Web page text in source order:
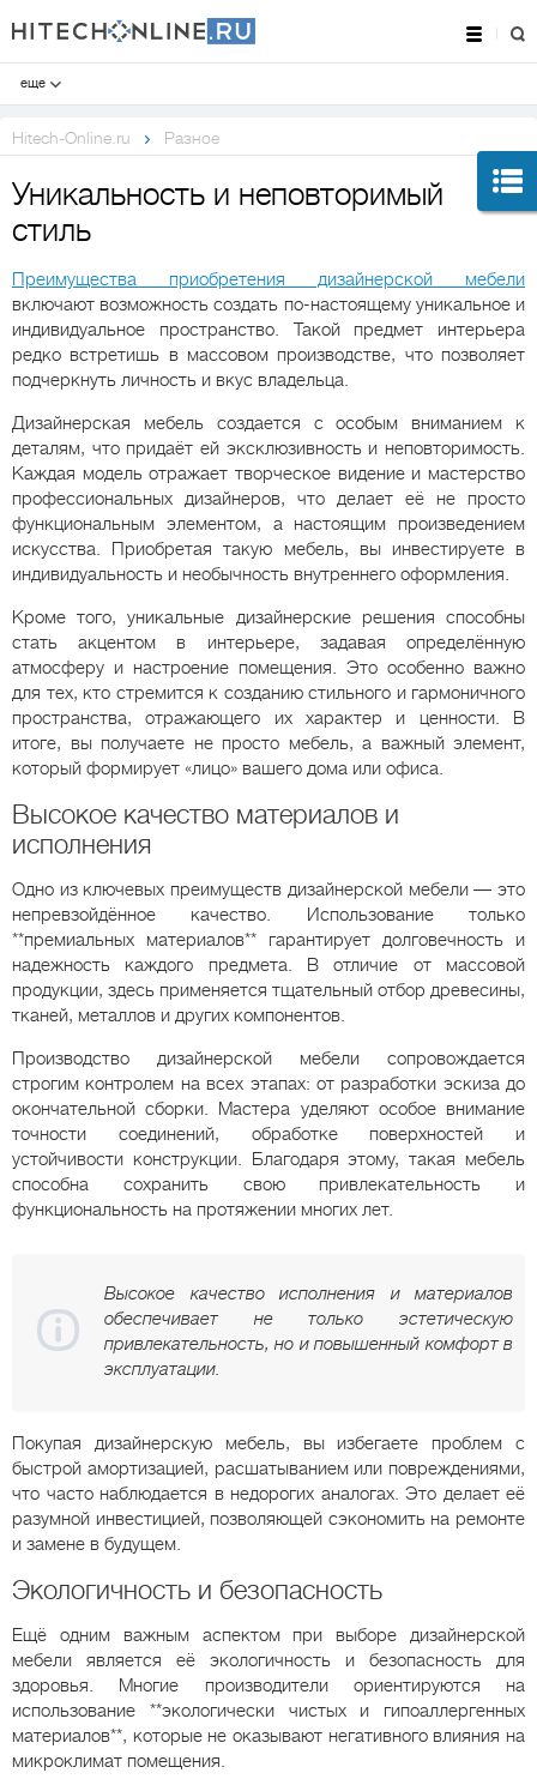
еще
Hitech-Online.ru Разное
Уникальность и неповторимый
стиль
Преимущества приобретения дизайнерской мебели
включают возможность создать по-настоящему уникальное и
индивидуальное пространство. Такой предмет интерьера
редко встретишь в массовом производстве, что позволяет
подчеркнуть личность и вкус владельца.
Дизайнерская мебель создается с особым вниманием к
деталям, что придаёт ей эксклюзивность и неповторимость.
Каждая модель отражает творческое видение и мастерство
профессиональных дизайнеров, что делает её не просто
функциональным элементом, а настоящим произведением
искусства. Приобретая такую мебель, вы инвестируете в
индивидуальность и необычность внутреннего оформления.
Кроме того, уникальные дизайнерские решения способны
стать акцентом в интерьере, задавая определённую
атмосферу и настроение помещения. Это особенно важно
для тех, кто стремится к созданию стильного и гармоничного
пространства, отражающего их характер и ценности. В
итоге, вы получаете не просто мебель, а важный элемент,
который формирует «лицо» вашего дома или офиса.
Высокое качество материалов и
исполнения
Одно из ключевых преимуществ дизайнерской мебели — это
непревзойдённое качество. Использование только
**премиальных материалов** гарантирует долговечность и
надежность каждого предмета. В отличие от массовой
продукции, здесь применяется тщательный отбор древесины,
тканей, металлов и других компонентов.
Производство дизайнерской мебели сопровождается
строгим контролем на всех этапах: от разработки эскиза до
окончательной сборки. Мастера уделяют особое внимание
точности соединений, обработке поверхностей и
устойчивости конструкции. Благодаря этому, такая мебель
способна сохранить свою привлекательность и
функциональность на протяжении многих лет.
Высокое качество исполнения и материалов
обеспечивает не только эстетическую
привлекательность, но и повышенный комфорт в
эксплуатации.
Покупая дизайнерскую мебель, вы избегаете проблем с
быстрой амортизацией, расшатыванием или повреждениями,
что часто наблюдается в недорогих аналогах. Это делает её
разумной инвестицией, позволяющей сэкономить на ремонте
и замене в будущем.
Экологичность и безопасность
Ещё одним важным аспектом при выборе дизайнерской
мебели является её экологичность и безопасность для
здоровья. Многие производители ориентируются на
использование **экологически чистых и гипоаллергенных
материалов**, которые не оказывают негативного влияния на
микроклимат помещения.